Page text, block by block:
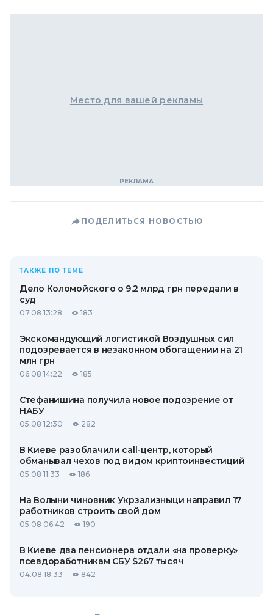
Место для вашей рекламы
ПОДЕЛИТЬСЯ НОВОСТЬЮ
ТАКЖЕ ПО ТЕМЕ
Дело Коломойского о 9,2 млрд грн передали в
суд
07.08 13:28 183
Экскомандующий логистикой Воздушных сил
подозревается в незаконном обогащении на 21
млн грн
06.08 14:22 185
Стефанишина получила новое подозрение от
НАБУ
05.08 12:30 282
В Киеве разоблачили call-центр, который
обманывал чехов под видом криптоинвестиций
05.08 11:33 186
На Волыни чиновник Укрзализныци направил 17
работников строить свой дом
05.08 06:42 190
В Киеве два пенсионера отдали «на проверку»
псевдоработникам СБУ $267 тысяч
04.08 18:33 842